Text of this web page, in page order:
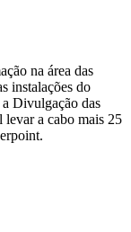
na área das
instalações do
Divulgação das
a cabo mais 25